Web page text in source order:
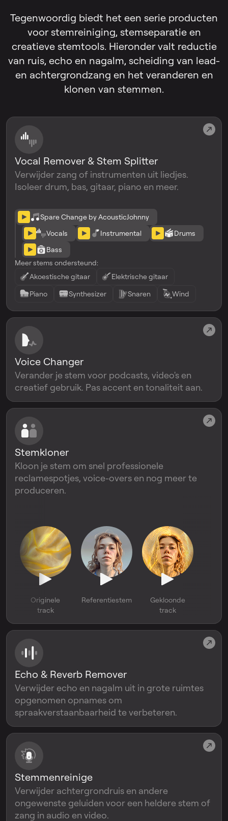
Tegenwoordig biedt het een serie producten
voor stemreiniging, stemseparatie en
creatieve stemtools. Hieronder valt reductie
van ruis, echo en nagalm, scheiding van lead-
en achtergrondzang en het veranderen en
klonen van stemmen.
Vocal Remover & Stem Splitter
Verwijder zang of instrumenten uit liedjes.
Isoleer drum, bas, gitaar, piano en meer.
Spare Change by AcousticJohnny
Vocals
Instrumental
Drums
Bass
Meer stems ondersteund:
Akoestische gitaar
Elektrische gitaar
Piano
Synthesizer Snaren Wind
Stemmenreinige
Verwijder achtergrondruis en andere
ongewenste geluiden voor een heldere stem of
zang in audio en video.
Voice Changer
Verander je stem voor podcasts, video's en
creatief gebruik. Pas accent en tonaliteit aan.
Stemkloner
Kloon je stem om snel professionele
reclamespotjes, voice-overs en nog meer te
produceren.
Originele
track
Referentiestem
Gekloonde
track
Echo & Reverb Remover
Verwijder echo en nagalm uit in grote ruimtes
opgenomen opnames om
spraakverstaanbaarheid te verbeteren.